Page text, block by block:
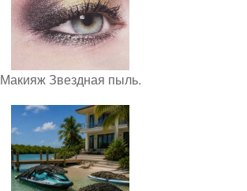
Макияж Звездная пыль.